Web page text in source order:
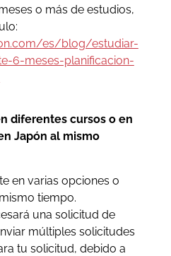
o más de estudios,
es/blog/estudiar-
6-meses-planificacion-
diferentes cursos o en
Japón al mismo
en varias opciones o
tiempo.
una solicitud de
múltiples solicitudes
tu solicitud, debido a